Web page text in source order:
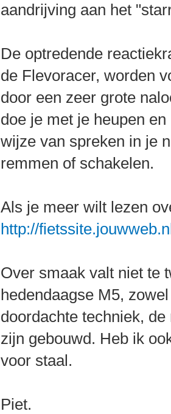
aandrijving aan het
De optredende
de Flevoracer, worden
door een zeer grote
doe je met je heupen
wijze van spreken in je
remmen of schakelen.
Als je meer wilt lezen
http://
Over smaak valt niet te
hedendaagse M5,
doordachte techniek,
zijn gebouwd. Heb ik
voor staal.
Piet.